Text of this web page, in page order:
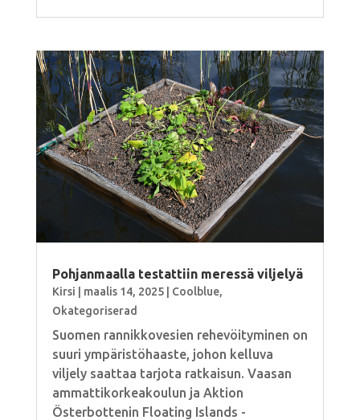
Pohjanmaalla testattiin meressä viljelyä
Kirsi maalis 14, 2025| Coolblue,
Okategoriserad
Suomen rannikkovesien rehevöityminen on
suuri ympäristöhaaste, johon kelluva
viljely saattaa tarjota ratkaisun. Vaasan
ammattikorkeakoulun ja Aktion
Österbottenin Floating Islands -